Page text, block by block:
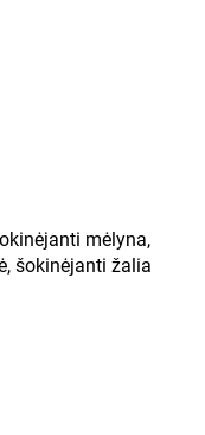
mėlyna,
šokinėjanti žalia